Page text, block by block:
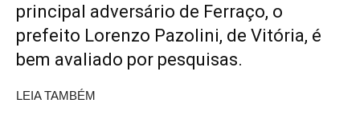
principal adversário de Ferraço, o
prefeito Lorenzo Pazolini, de Vitória, é
bem avaliado por pesquisas.
LEIA TAMBÉM